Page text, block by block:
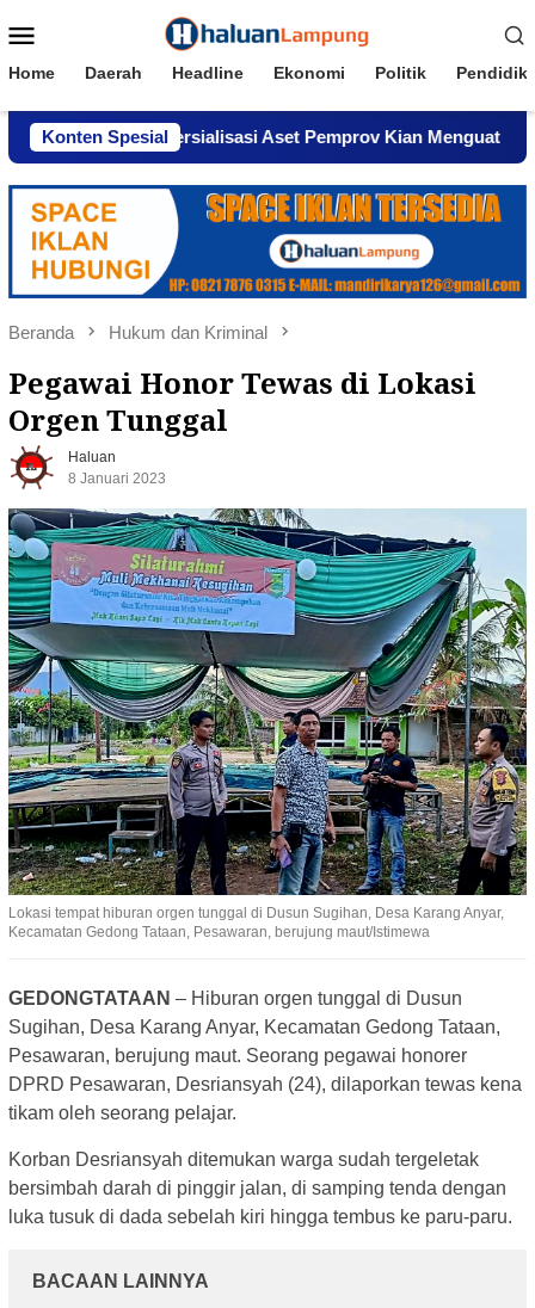
ke
Mobile
Home Daerah Headline Ekonomi Politik
Konten Spesial
Komersialisasi Aset Pemprov Kian Menguat
Beranda Hukum dan Kriminal
Pegawai Honor Tewas di Lokasi
Orgen Tunggal
Haluan
8 Januari 2023
Lokasi tempat hiburan orgen tunggal di Dusun Sugihan, Desa Karang Anyar,
Kecamatan Gedong Tataan, Pesawaran, berujung maut/Istimewa
GEDONGTATAAN – Hiburan orgen tunggal di Dusun
Sugihan, Desa Karang Anyar, Kecamatan Gedong Tataan,
Pesawaran, berujung maut. Seorang pegawai honorer
DPRD Pesawaran, Desriansyah (24), dilaporkan tewas kena
tikam oleh seorang pelajar.
Korban Desriansyah ditemukan warga sudah tergeletak
bersimbah darah di pinggir jalan, di samping tenda dengan
luka tusuk di dada sebelah kiri hingga tembus ke paru-paru.
BACAAN LAINNYA